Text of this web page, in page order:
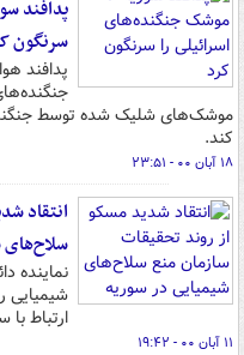
سرنگون
پدافند
موشک‌های شلیک شده توسط
کند.
۱۸ آبان ۰۰ - ۲۳:۵۱
انتقاد
سلاح‌های
نماینده
شیمیایی
ارتباط با
۱۱ آبان ۰۰ - ۱۹:۴۲